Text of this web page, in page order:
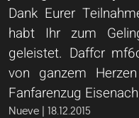
Dank Eurer
habt Ihr zum
geleistet. Daffcr
von ganzem
Fanfarenzug Eisenach
Nueve | 18.12.2015